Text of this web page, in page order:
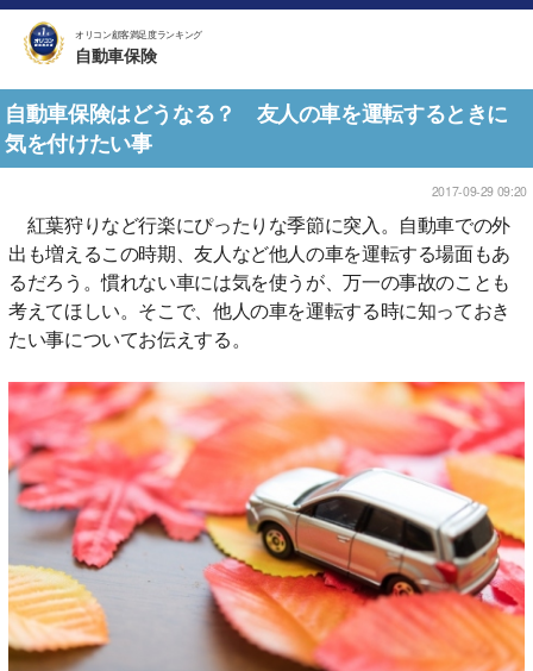
オリコン顧客満足度ランキング
自動車保険
自動車保険はどうなる？ 友人の車を運転するときに
気を付けたい事
2017-09-29 09:20
紅葉狩りなど行楽にぴったりな季節に突入。自動車での外
出も増えるこの時期、友人など他人の車を運転する場面もあ
るだろう。慣れない車には気を使うが、万一の事故のことも
考えてほしい。そこで、他人の車を運転する時に知っておき
たい事についてお伝えする。